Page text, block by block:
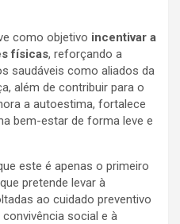
como objetivo incentivar a
físicas, reforçando a
saudáveis como aliados da
além de contribuir para o
a autoestima, fortalece
bem-estar de forma leve e
este é apenas o primeiro
pretende levar à
ao cuidado preventivo
social e à